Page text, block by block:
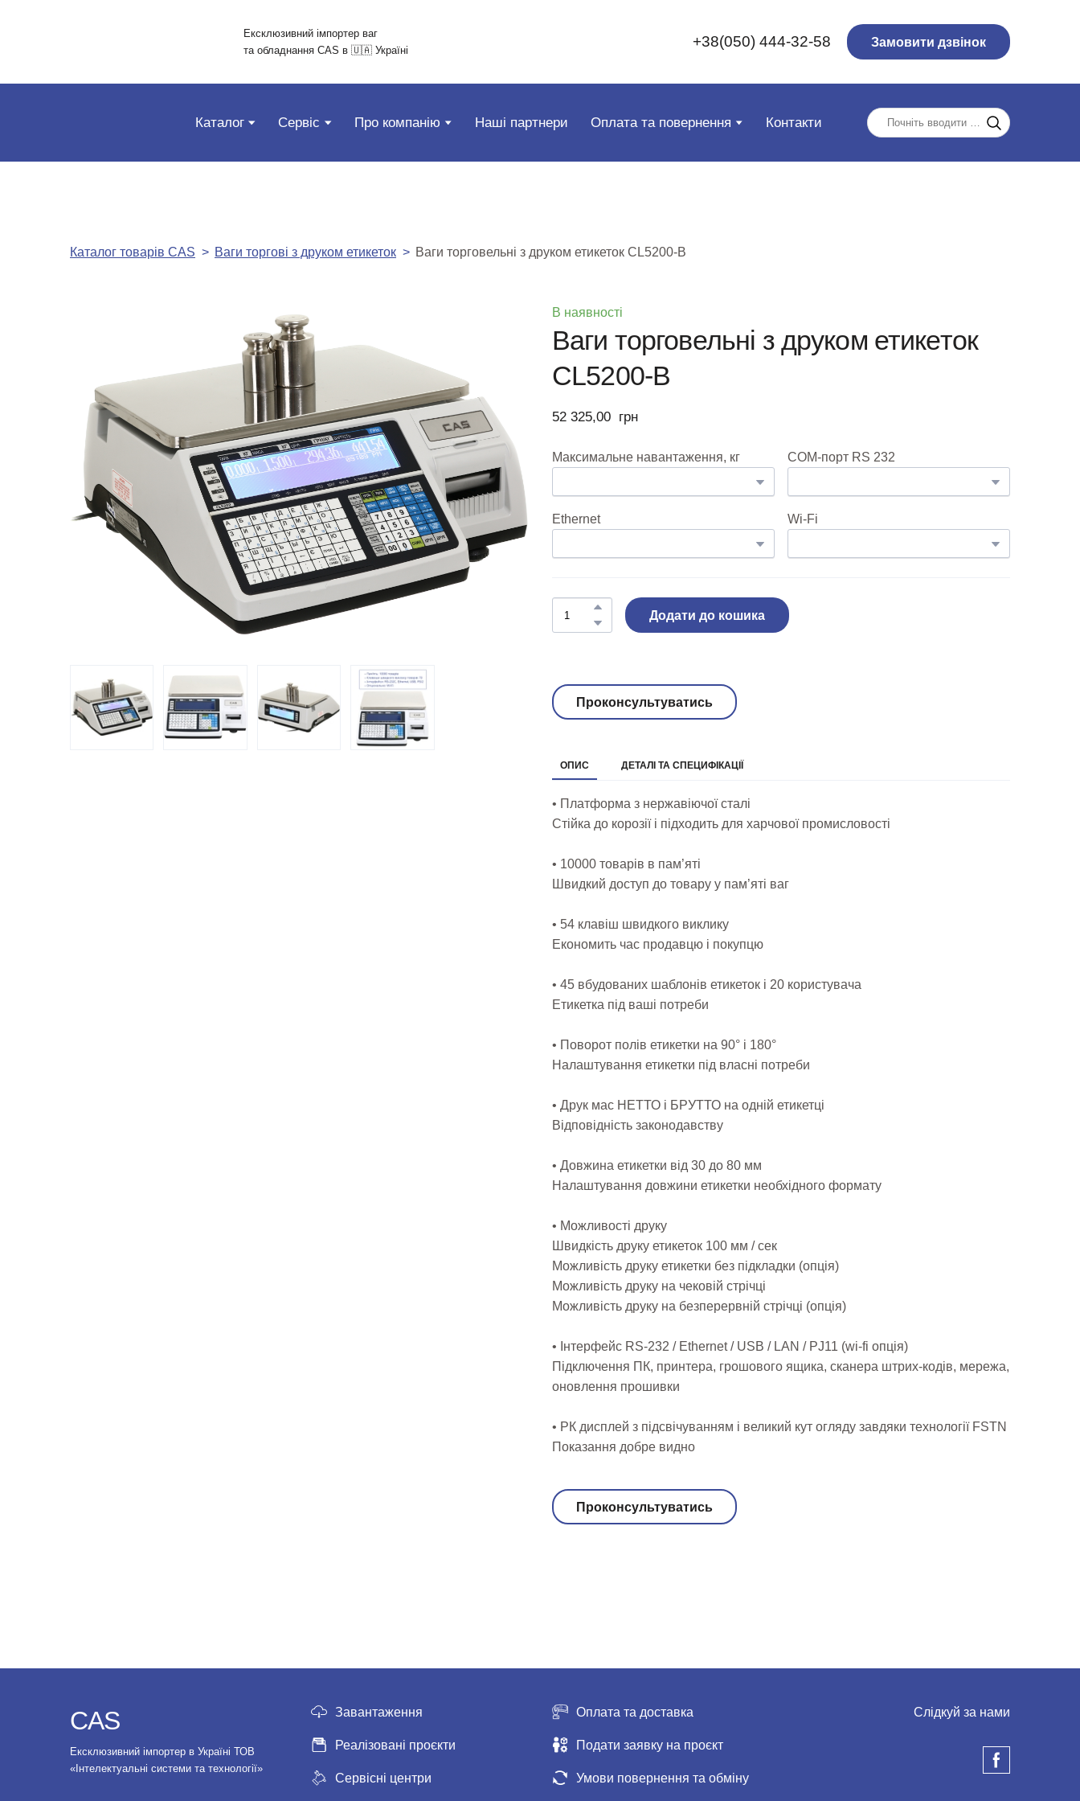
Ексклюзивний імпортер ваг
та обладнання CAS в 🇺🇦 Україні
+38(050) 444-32-58 Замовити дзвінок
Каталог Сервіс Про компанію Наші партнери Оплата та повернення Контакти
Каталог товарів CAS Ваги торгові з друком етикеток Ваги торговельні з друком етикеток CL5200-B
В наявності
Ваги торговельні з друком етикеток
CL5200-B
52 325,00  грн
Максимальне навантаження, кг COM-порт RS 232
Ethernet Wi-Fi
Додати до кошика
Проконсультуватись
ОПИС ДЕТАЛІ ТА СПЕЦИФІКАЦІЇ
• Платформа з нержавіючої сталі
Стійка до корозії і підходить для харчової промисловості
• 10000 товарів в пам’яті
Швидкий доступ до товару у пам’яті ваг
• 54 клавіш швидкого виклику
Економить час продавцю і покупцю
• 45 вбудованих шаблонів етикеток і 20 користувача
Етикетка під ваші потреби
• Поворот полів етикетки на 90° і 180°
Налаштування етикетки під власні потреби
• Друк мас НЕТТО і БРУТТО на одній етикетці
Відповідність законодавству
• Довжина етикетки від 30 до 80 мм
Налаштування довжини етикетки необхідного формату
• Можливості друку
Швидкість друку етикеток 100 мм / сек
Можливість друку етикетки без підкладки (опція)
Можливість друку на чековій стрічці
Можливість друку на безперервній стрічці (опція)
• Інтерфейс RS-232 / Ethernet / USB / LAN / PJ11 (wi-fi опція)
Підключення ПК, принтера, грошового ящика, сканера штрих-кодів, мережа,
оновлення прошивки
• РК дисплей з підсвічуванням і великий кут огляду завдяки технології FSTN
Показання добре видно
Проконсультуватись
CAS
Ексклюзивний імпортер в Україні ТОВ
«Інтелектуальні системи та технології»
Завантаження
Реалізовані проєкти
Сервісні центри
Оплата та доставка
Подати заявку на проєкт
Умови повернення та обміну
Слідкуй за нами